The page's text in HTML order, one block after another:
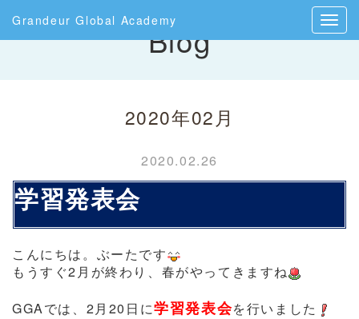
Grandeur Global AcademyBlog
2020年02月
2020.02.26
学習発表会
こんにちは。ぶーたです
もうすぐ2月が終わり、春がやってきますね
GGAでは、2月20日に学習発表会を行いました